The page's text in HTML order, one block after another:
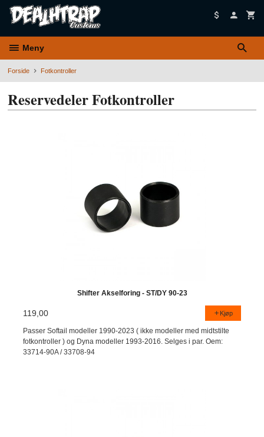
Meny
Forside Fotkontroller
Reservedeler Fotkontroller
Shifter Akselforing - ST/DY 90-23
119,00 Kjøp
Passer Softail modeller 1990-2023 ( ikke modeller med midtstilte
fotkontroller ) og Dyna modeller 1993-2016. Selges i par. Oem:
33714-90A / 33708-94